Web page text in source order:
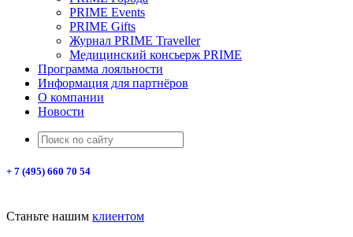
PRIME Events
PRIME Gifts
Журнал PRIME Traveller
Медицинский консьерж PRIME
Программа лояльности
Информация для партнёров
О компании
Новости
+ 7 (495) 660 70 54
Станьте нашим клиентом